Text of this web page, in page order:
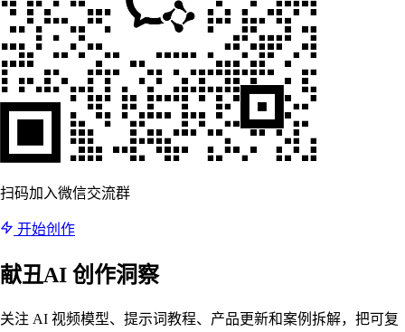
扫码加入微信交流群
开始创作
献丑AI 创作洞察
关注 AI 视频模型、提示词教程、产品更新和案例拆解，把可复